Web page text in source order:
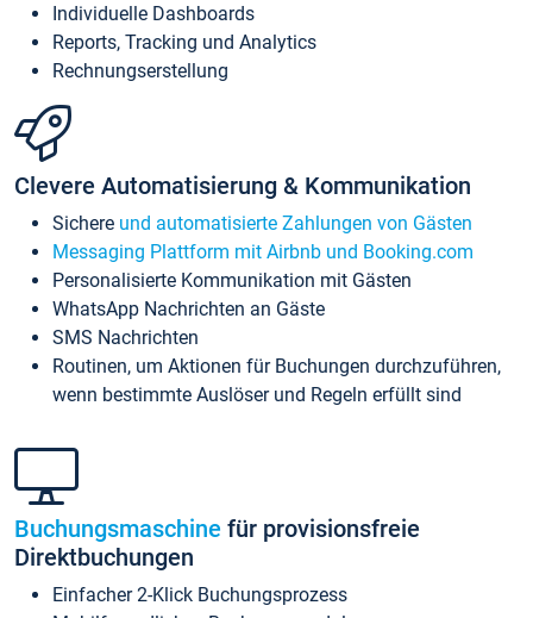
Individuelle Dashboards
Reports, Tracking und Analytics
Rechnungserstellung
Clevere Automatisierung & Kommunikation
Sichere und automatisierte Zahlungen von Gästen
Messaging Plattform mit Airbnb und Booking.com
Personalisierte Kommunikation mit Gästen
WhatsApp Nachrichten an Gäste
SMS Nachrichten
Routinen, um Aktionen für Buchungen durchzuführen,
wenn bestimmte Auslöser und Regeln erfüllt sind
Buchungsmaschine für provisionsfreie
Direktbuchungen
Einfacher 2-Klick Buchungsprozess